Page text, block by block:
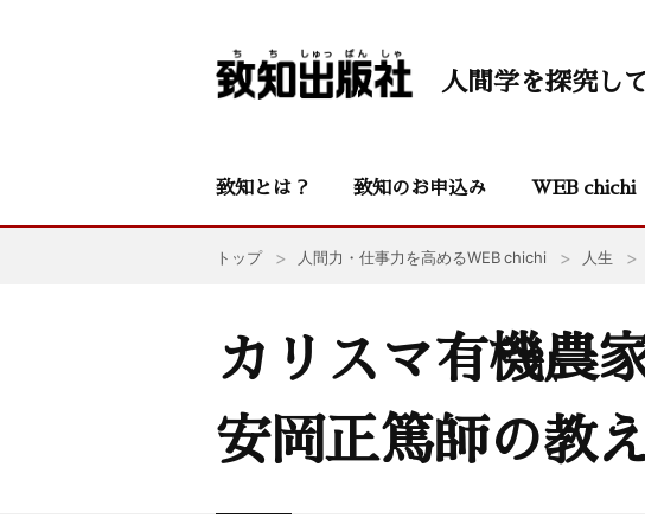
人間学を探究し
致知とは？ 致知のお申込み WEB chichi
トップ 人間力・仕事力を高めるWEB chichi 人生
カリスマ有機農
安岡正篤師の教